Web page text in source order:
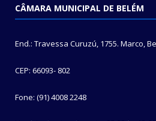
CÂMARA MUNICIPAL DE BELÉM
End.: Travessa Curuzú, 1755. Marco,
CEP: 66093- 802
Fone: (91) 4008 2248